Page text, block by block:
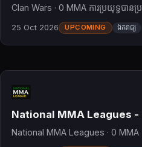
Clan Wars · 0 MMA ការប្រយុទ្ធបានប្
25 Oct 2026 UPCOMING ឯករាជ្យ
National MMA Leagues
National MMA Leagues · 0 MMA